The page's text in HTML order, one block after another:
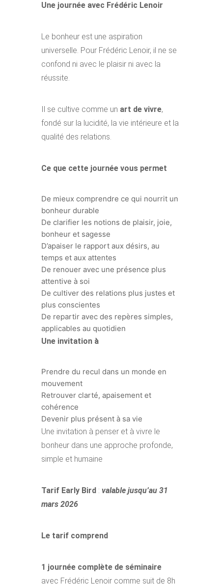
Une journée avec Frédéric Lenoir
Le bonheur est une aspiration
universelle. Pour Frédéric Lenoir, il ne se
confond ni avec le plaisir ni avec la
réussite.
Il se cultive comme un art de vivre,
fondé sur la lucidité, la vie intérieure et la
qualité des relations.
Ce que cette journée vous permet
De mieux comprendre ce qui nourrit un
bonheur durable
De clarifier les notions de plaisir, joie,
bonheur et sagesse
D’apaiser le rapport aux désirs, au
temps et aux attentes
De renouer avec une présence plus
attentive à soi
De cultiver des relations plus justes et
plus conscientes
De repartir avec des repères simples,
applicables au quotidien
Une invitation à
Prendre du recul dans un monde en
mouvement
Retrouver clarté, apaisement et
cohérence
Devenir plus présent à sa vie
Une invitation à penser et à vivre le
bonheur dans une approche profonde,
simple et humaine
Tarif Early Bird : valable jusqu’au 31
mars 2026
Le tarif comprend
1 journée complète de séminaire
avec Frédéric Lenoir comme suit de 8h